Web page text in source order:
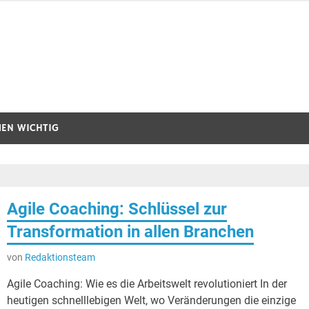
WICHTIG
Agile Coaching: Schlüssel zur
Transformation in allen Branchen
von Redaktionsteam
Agile Coaching: Wie es die Arbeitswelt revolutioniert In der
heutigen schnelllebigen Welt, wo Veränderungen die einzige